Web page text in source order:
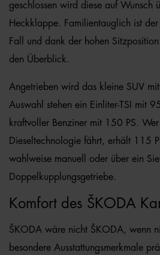
geschlossen wird diese auf Wunsch
Heckklappe. Familientauglich ist
Fall und dank der hohen
den Überblick.
Angetrieben wird das kleine SUV
Auswahl stehen ein Einliter-TSI mit
kraftvoller Benziner mit 150 PS.
Dieseltechnologie fährt, erhält 115
wahlweise manuell oder über ein
Doppelkupplungsgetriebe.
Komfort des ŠKODA
ŠKODA wäre nicht ŠKODA, wenn
besondere Ausstattungsmerkmale